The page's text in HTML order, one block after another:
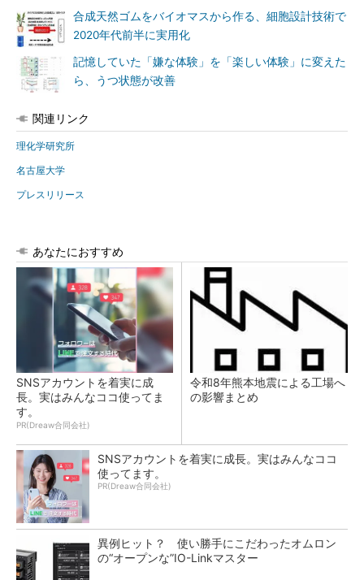
合成天然ゴムをバイオマスから作る、細胞設計技術で
2020年代前半に実用化
記憶していた「嫌な体験」を「楽しい体験」に変えた
ら、うつ状態が改善
関連リンク
理化学研究所
名古屋大学
プレスリリース
あなたにおすすめ
SNSアカウントを着実に成
長。実はみんなココ使ってま
す。
PR(Dreaw合同会社)
令和8年熊本地震による工場へ
の影響まとめ
SNSアカウントを着実に成長。実はみんなココ
使ってます。
PR(Dreaw合同会社)
異例ヒット？ 使い勝手にこだわったオムロン
の“オープンな”IO-Linkマスター